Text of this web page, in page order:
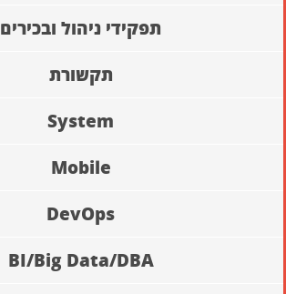
תפקידי ניהול ובכירים
תקשורת
System
Mobile
DevOps
BI/Big Data/DBA